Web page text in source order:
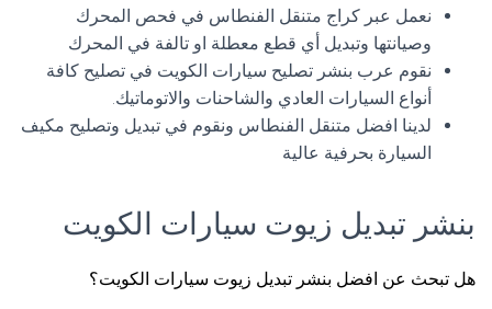
نعمل عبر كراج متنقل الفنطاس في فحص المحرك
وصيانتها وتبديل أي قطع معطلة او تالفة في المحرك
نقوم عرب بنشر تصليح سيارات الكويت في تصليح كافة
أنواع السيارات العادي والشاحنات والاتوماتيك.
لدينا افضل متنقل الفنطاس ونقوم في تبديل وتصليح مكيف
السيارة بحرفية عالية
بنشر تبديل زيوت سيارات الكويت
هل تبحث عن افضل بنشر تبديل زيوت سيارات الكويت؟